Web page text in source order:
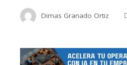
Dimas Granado Ortiz